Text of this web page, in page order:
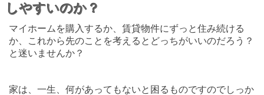
しやすいのか？
マイホームを購入するか、賃貸物件にずっと住み続ける
か、これから先のことを考えるとどっちがいいのだろう？
と迷いませんか？
家は、一生、何があってもないと困るものですのでしっか